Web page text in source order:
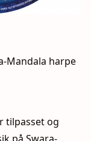
Mandala harpe
tilpasset og